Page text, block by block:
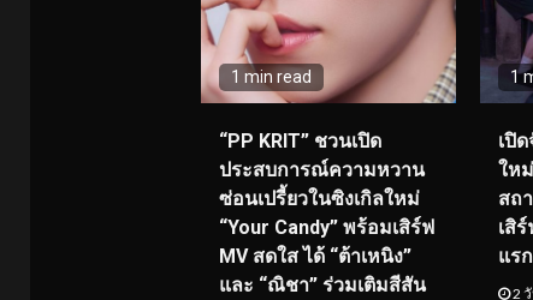
1 min read
“PP KRIT” ชวนเปิด
ประสบการณ์ความหวาน
ซ่อนเปรี้ยวในซิงเกิลใหม่
“Your Candy” พร้อมเสิร์ฟ
MV สดใส ได้ “ต้าเหนิง”
และ “ณิชา” ร่วมเติมสีสัน
1
เปิ
ให
สถ
เสิ
แร
2